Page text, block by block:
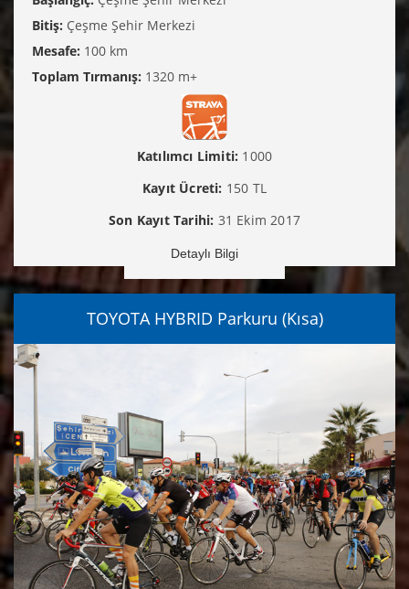
Bitiş: Çeşme Şehir Merkezi
Mesafe: 100 km
Toplam Tırmanış: 1320 m+
Katılımcı Limiti: 1000
Kayıt Ücreti: 150 TL
Son Kayıt Tarihi: 31 Ekim 2017
Detaylı Bilgi
TOYOTA HYBRID Parkuru (Kısa)